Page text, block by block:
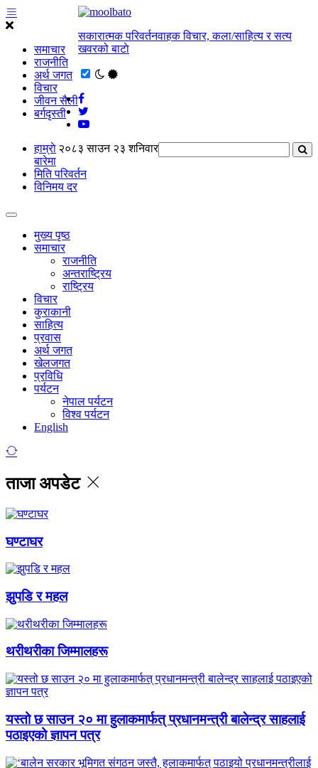
समाचार
राजनीति
अर्थ जगत
विचार
जीवन सैली
बर्गदृस्ती
सकारात्मक परिवर्तनवाहक विचार, कला/साहित्य र सत्य
खवरको बाटाे
२०८३ साउन २३ शनिवार
हाम्राे
बारेमा
मिति परिवर्तन
विनिमय दर
मुख्य पृष्ठ
समाचार
राजनीति
अन्तराष्ट्रिय
राष्ट्रिय
विचार
कुराकानी
साहित्य
प्रवास
अर्थ जगत
खेलजगत
प्रविधि
पर्यटन
नेपाल पर्यटन
विश्व पर्यटन
English
ताजा अपडेट
घण्टाघर
झुपडि र महल
थरीथरीका जिम्मालहरू
यस्तो छ साउन २० मा हुलाकमार्फत् प्रधानमन्त्री बालेन्द्र साहलाई
पठाइएको ज्ञापन पत्र